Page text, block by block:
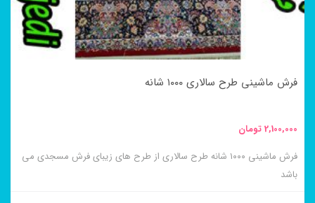
صفحه
انتخاب
شوند
فرش ماشینی طرح سالاری ۱۰۰۰ شانه
2,100,000تومان
فرش ماشینی ۱۰۰۰ شانه طرح سالاری از طرح های زیبای فرش مسجدی می
باشد